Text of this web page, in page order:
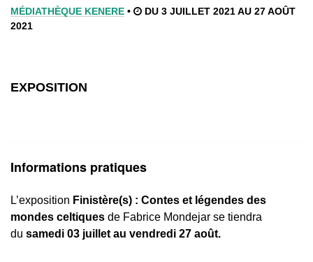
MÉDIATHÈQUE KENERE •
DU 3 JUILLET 2021 AU 27 AOÛT
2021
EXPOSITION
Informations pratiques
L’exposition Finistère(s) : Contes et légendes des
mondes celtiques de Fabrice Mondejar se tiendra
du samedi 03 juillet au vendredi 27 août.